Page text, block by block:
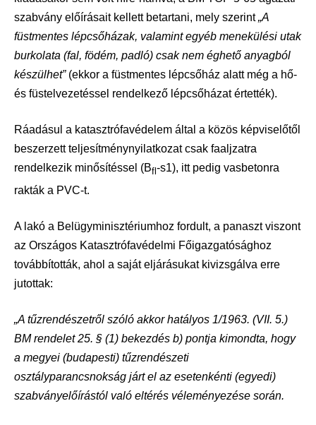
szabvány előírásait kellett betartani, mely szerint„A
füstmentes lépcsőházak, valamint egyéb menekülési utak
burkolata (fal, födém, padló) csak nem éghető anyagból
készülhet” (ekkor a füstmentes lépcsőház alatt még a hő-
és füstelvezetéssel rendelkező lépcsőházat értették).
Ráadásul a katasztrófavédelem által a közös képviselőtől
beszerzett teljesítménynyilatkozat csak faaljzatra
rendelkezik minősítéssel (Bfl -s1), itt pedig vasbetonra
rakták a PVC-t.
A lakó a Belügyminisztériumhoz fordult, a panaszt viszont
az Országos Katasztrófavédelmi Főigazgatósághoz
továbbították, ahol a saját eljárásukat kivizsgálva erre
jutottak:
„A tűzrendészetről szóló akkor hatályos 1/1963. (VII. 5.)
BM rendelet 25. § (1) bekezdés b) pontja kimondta, hogy
a megyei (budapesti) tűzrendészeti
osztályparancsnokság járt el az esetenkénti (egyedi)
szabványelőírástól való eltérés véleményezése során.